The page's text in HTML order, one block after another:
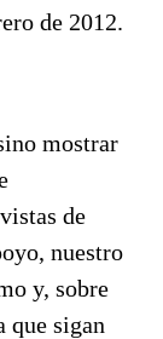
de 2012.
mostrar
de
nuestro
y, sobre
que sigan